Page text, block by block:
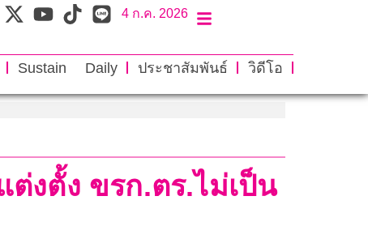
4 ก.ค. 2026
Sustain Daily ประชาสัมพันธ์
วิดีโอ
ต่งตั้ง ขรก.ตร.ไม่เป็น